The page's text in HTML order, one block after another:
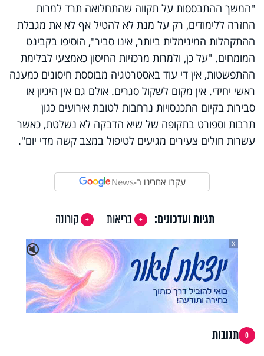
"המשך ההתבססות על תקווה שהתחלואה תרד למרות
החזרה ללימודים, רק על מנת לא להטיל אף לא את מגבלת
ההתקהלות המינימלית ביותר, אינו סביר", הוסיפו בקבינט
המומחים. "על כן, ולמרות מרכזיות החיסון כאמצעי לבלימת
ההתפשטות, אין די עוד באסטרטגיה מבוססת חיסונים כמענה
ראשי יחידי. אין מקום לשקול סגרים. אולם גם אין היגיון או
סבירות בקיום התכנסויות נרחבות לטובת אירועים כגון
תרבות וספורט בתקופה של שיא הדבקה לא נשלטת, כאשר
עשרות חולים צעירים מגיעים לטיפול במצב קשה מדי יום".
עקבו אחרינו ב-News
תגיות ועדכונים: בריאות
קורונה
🔇
X
0 תגובות